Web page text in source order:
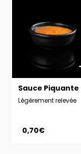
Sauce Piquante
Légérement relevée
0,70€